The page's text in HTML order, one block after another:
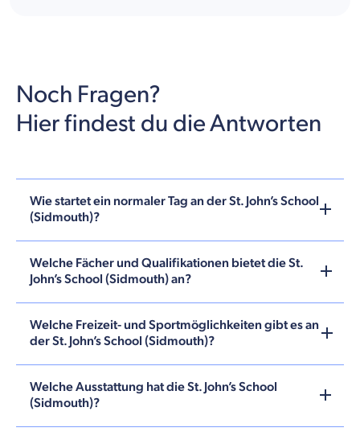
Noch Fragen?
Hier findest du die Antworten
Wie startet ein normaler Tag an der St. John’s School
(Sidmouth)?
Welche Fächer und Qualifikationen bietet die St.
John’s School (Sidmouth) an?
Welche Freizeit- und Sportmöglichkeiten gibt es an
der St. John’s School (Sidmouth)?
Welche Ausstattung hat die St. John’s School
(Sidmouth)?